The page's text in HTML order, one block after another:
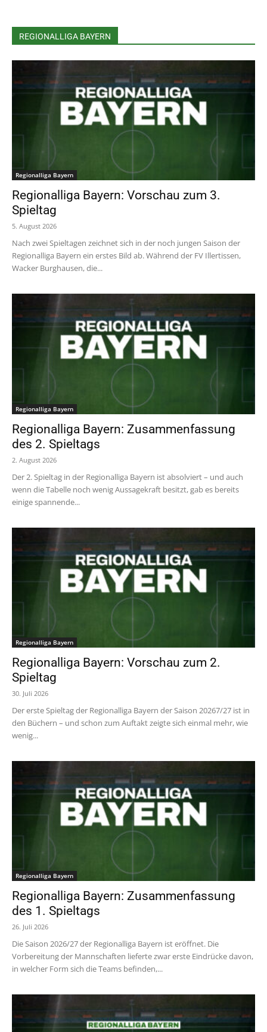
REGIONALLIGA BAYERN
Regionalliga Bayern
Regionalliga Bayern: Vorschau zum 3.
Spieltag
5. August 2026
Nach zwei Spieltagen zeichnet sich in der noch jungen Saison der
Regionalliga Bayern ein erstes Bild ab. Während der FV Illertissen,
Wacker Burghausen, die...
Regionalliga Bayern
Regionalliga Bayern: Zusammenfassung
des 2. Spieltags
2. August 2026
Der 2. Spieltag in der Regionalliga Bayern ist absolviert – und auch
wenn die Tabelle noch wenig Aussagekraft besitzt, gab es bereits
einige spannende...
Regionalliga Bayern
Regionalliga Bayern: Vorschau zum 2.
Spieltag
30. Juli 2026
Der erste Spieltag der Regionalliga Bayern der Saison 20267/27 ist in
den Büchern – und schon zum Auftakt zeigte sich einmal mehr, wie
wenig...
Regionalliga Bayern
Regionalliga Bayern: Zusammenfassung
des 1. Spieltags
26. Juli 2026
Die Saison 2026/27 der Regionalliga Bayern ist eröffnet. Die
Vorbereitung der Mannschaften lieferte zwar erste Eindrücke davon,
in welcher Form sich die Teams befinden,...